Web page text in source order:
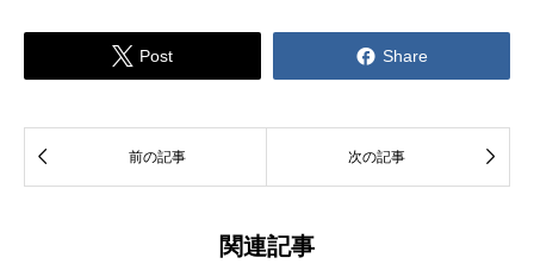
 Post  Share
 前の記事 次の記事 
関連記事